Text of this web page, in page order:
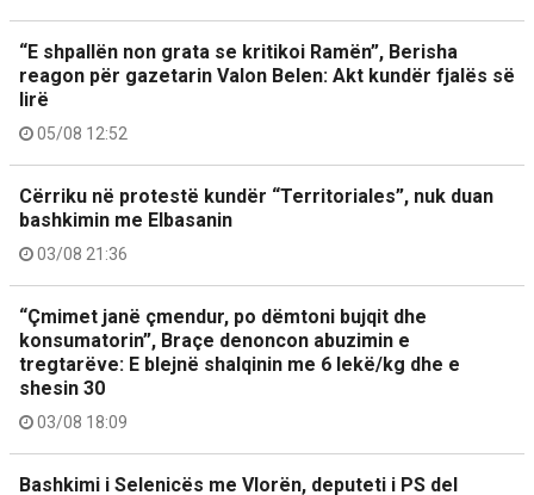
“E shpallën non grata se kritikoi Ramën”, Berisha
reagon për gazetarin Valon Belen: Akt kundër fjalës së
lirë
05/08 12:52
Cërriku në protestë kundër “Territoriales”, nuk duan
bashkimin me Elbasanin
03/08 21:36
“Çmimet janë çmendur, po dëmtoni bujqit dhe
konsumatorin”, Braçe denoncon abuzimin e
tregtarëve: E blejnë shalqinin me 6 lekë/kg dhe e
shesin 30
03/08 18:09
Bashkimi i Selenicës me Vlorën, deputeti i PS del